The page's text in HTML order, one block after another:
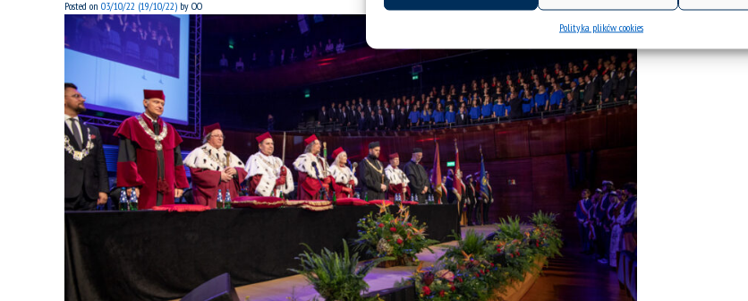
Polityka plików cookies
Posted on 03/10/22 (19/10/22) by OO